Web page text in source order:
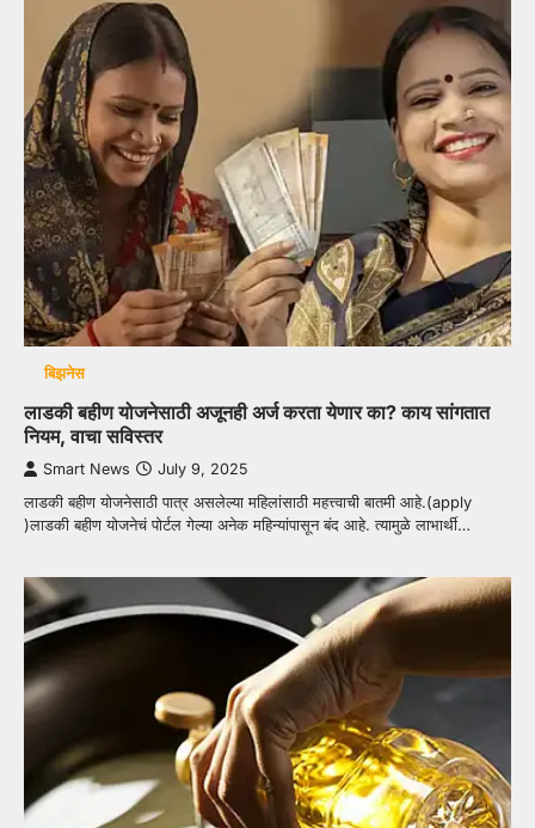
बिझनेस
लाडकी बहीण योजनेसाठी अजूनही अर्ज करता येणार का? काय सांगतात
नियम, वाचा सविस्तर
Smart News July 9, 2025
लाडकी बहीण योजनेसाठी पात्र असलेल्या महिलांसाठी महत्त्वाची बातमी आहे.(apply
)लाडकी बहीण योजनेचं पोर्टल गेल्या अनेक महिन्यांपासून बंद आहे. त्यामुळे लाभार्थी…